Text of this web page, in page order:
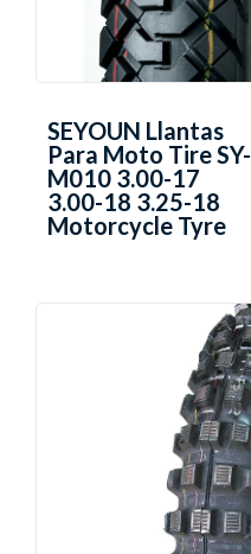
SEYOUN Llantas
Para Moto Tire SY-
M010 3.00-17
3.00-18 3.25-18
Motorcycle Tyre